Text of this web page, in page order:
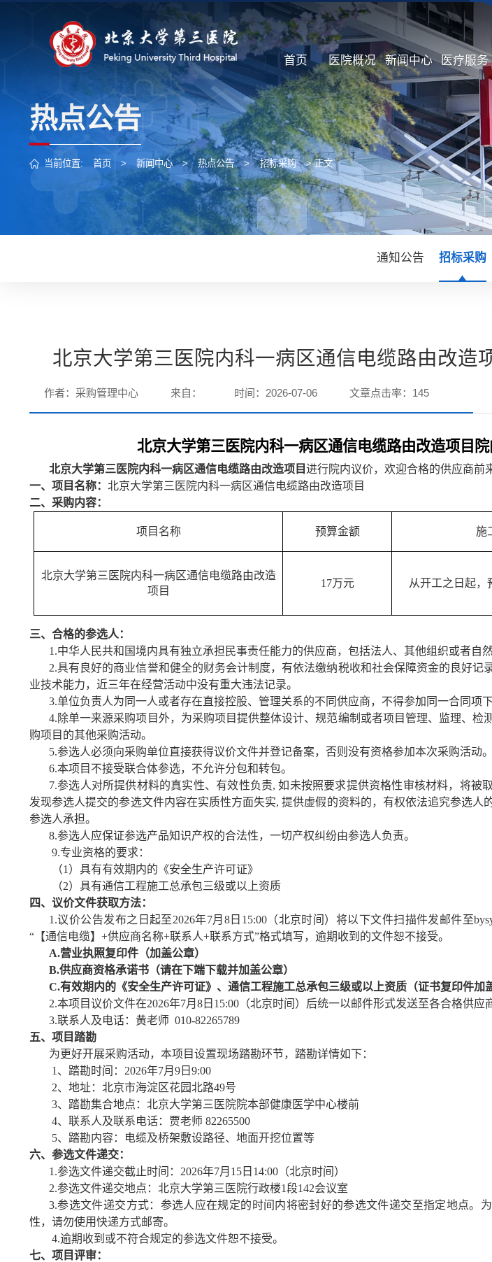
首页 医院概况 新闻中心 医疗服务
热点公告
当前位置: 首页 > 新闻中心 > 热点公告 > 招标采购 > 正文
通知公告 招标采购
北京大学第三医院内科一病区通信电缆路由改造
作者：采购管理中心 来自： 时间：2026-07-06 文章点击率： 145
北京大学第三医院内科一病区通信电缆路由改造项目
北京大学第三医院内科一病区通信电缆路由改造项目进行院内议价，欢迎合格的供应商前
一、项目名称： 北京大学第三医院内科一病区通信电缆路由改造项目
二、采购内容：
项目名称 预算金额 施
北京大学第三医院内科一病区通信电缆路由改造
项目
17万元 从开工之日起，
三、 合格的参选人：
1.中华人民共和国境内具有独立承担民事责任能力的供应商，包括法人、其他组织或者自然
2.具有良好的商业信誉和健全的财务会计制度，有依法缴纳税收和社会保障资金的良好记
业技术能力，近三年在经营活动中没有重大违法记录。
3.单位负责人为同一人或者存在直接控股、管理关系的不同供应商，不得参加同一合同项下
4.除单一来源采购项目外，为采购项目提供整体设计、规范编制或者项目管理、监理、检
购项目的其他采购活动。
5.参选人必须向采购单位直接获得议价文件并登记备案，否则没有资格参加本次采购活动。
6.本项目不接受联合体参选，不允许分包和转包。
7.参选人对所提供材料的真实性、有效性负责, 如未按照要求提供资格性审核材料，将被
发现参选人提交的参选文件内容在实质性方面失实, 提供虚假的资料的，有权依法追究参选人
参选人承担。
8.参选人应保证参选产品知识产权的合法性，一切产权纠纷由参选人负责。
9.专业资格的要求：
（1）具有有效期内的《安全生产许可证》
（2）具有通信工程施工总承包三级或以上资质
四、议价文件获取方法：
1.议价公告发布之日起至2026年7月 8日 1 5:00（北京时间）将以下文件扫描件发邮件至
“【通信电缆】 +供应商名称+联系人+联系方式”格式填写，逾期收到的文件恕不接受。
A.营业执照复印件（加盖公章）
B.供应商资格承诺书（请在下端下载并加盖公章）
C.有效期内的《安全生产许可证》、通信工程施工总承包三级或以上资质（证书复印件加
2.本项目议价文件在2026年7月 8 日 1 5:00（北京时间）后统一以邮件形式发送至各合格供应
3.联系人及电话： 黄老师 010-82265789
五、项目踏勘
为更好开展采购活动，本项目设置现场踏勘环节，踏勘详情如下：
1、踏勘时间：2026年7月 9 日 9:00
2、地址：北京市海淀区花园北路49号
3、踏勘集合地点：北京大学第三医院院本部健康医学中心楼前
4、联系人及联系电话：贾老师 82265500
5、踏勘内容：电缆及桥架敷设路径、地面开挖位置等
六、参选文件递交：
1.参选文件递交截止时间：2026年7月 15 日 14:00（北京时间）
2.参选文件递交地点：北京大学第三医院行政楼1段142会议室
3.参选文件递交方式：参选人应在规定的时间内将密封好的参选文件递交至指定地点。
性，请勿使用快递方式邮寄。
4.逾期收到或不符合规定的参选文件恕不接受。
七、项目评审：